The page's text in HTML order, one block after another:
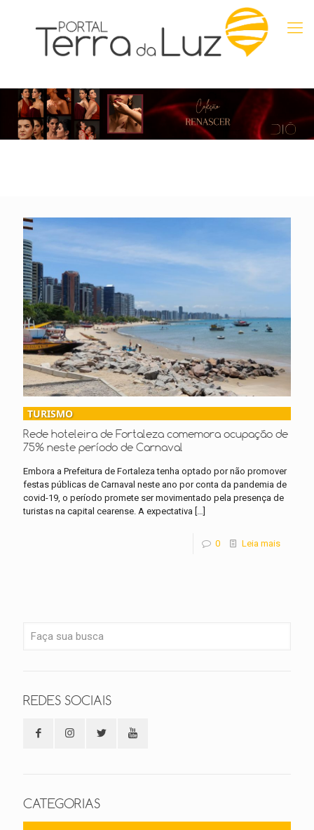
TURISMO
Rede hoteleira de Fortaleza comemora ocupação de
75% neste período de Carnaval
Embora a Prefeitura de Fortaleza tenha optado por não promover
festas públicas de Carnaval neste ano por conta da pandemia de
covid-19, o período promete ser movimentado pela presença de
turistas na capital cearense. A expectativa […]
0 Leia mais
REDES SOCIAIS
CATEGORIAS